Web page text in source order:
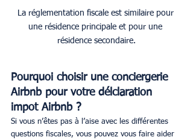
La réglementation fiscale est similaire pour
une résidence principale et pour une
résidence secondaire.
Pourquoi choisir une conciergerie
Airbnb pour votre délclaration
impot Airbnb ?
Si vous n’êtes pas à l’aise avec les différentes
questions fiscales, vous pouvez vous faire aider